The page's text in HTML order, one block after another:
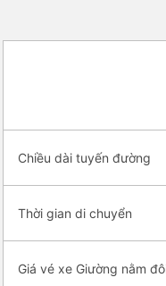
Chiều dài tuyến đường
Thời gian di chuyển
Giá vé xe Giường nằm